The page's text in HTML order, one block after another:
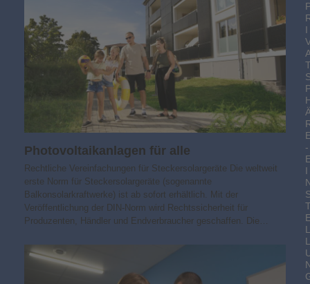
Photovoltaik­­anlagen für alle
Rechtliche Vereinfachungen für Steckersolargeräte Die weltweit
erste Norm für Steckersolargeräte (sogenannte
Balkonsolarkraftwerke) ist ab sofort erhältlich. Mit der
Veröffentlichung der DIN-Norm wird Rechtssicherheit für
Produzenten, Händler und Endverbraucher geschaffen. Die…
I
-
I
L
L